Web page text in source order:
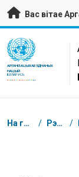
Да асноўнага
Вас вітае
UN Logo
АРГАНІЗАЦЫЯ АБ'ЯДНАНЫХ
НАЦЫЙ
БЕЛАРУСЬ
Навігацыя
На галоўную / Рэсурсы /